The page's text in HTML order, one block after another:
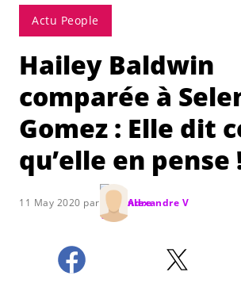
Actu People
Hailey Baldwin
comparée à
Gomez : Elle dit
qu’elle en pense
11 May 2020 par Alexandre V